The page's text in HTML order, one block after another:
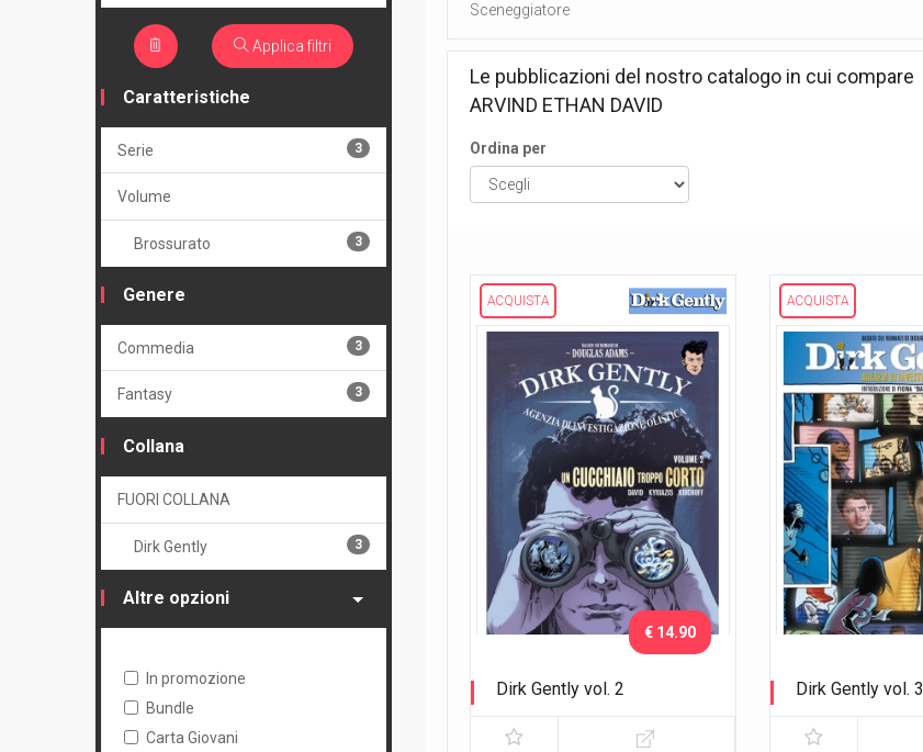
Sceneggiatore
Le pubblicazioni del nostro catalogo in cui compare
ARVIND ETHAN DAVID
Ordina per
ACQUISTA
Dirk Gently vol. 2
€ 14.90
ACQUISTA
Dirk Gently vol. 3
Applica filtri
Caratteristiche
Serie 3
Volume
Brossurato 3
Genere
Commedia 3
Fantasy 3
Collana
FUORI COLLANA
Dirk Gently 3
Altre opzioni
In promozione
Bundle
Carta Giovani